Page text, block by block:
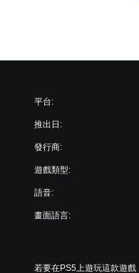
平台:
推出日:
發行商:
遊戲類型:
語音:
畫面語言:
若要在PS5上遊玩這款遊